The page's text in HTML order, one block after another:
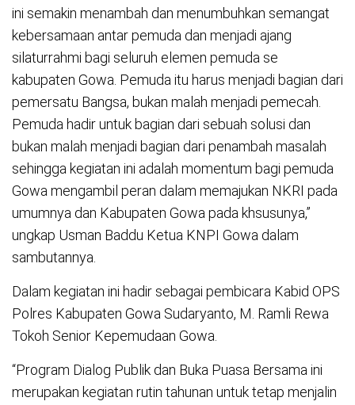
ini semakin menambah dan menumbuhkan semangat
kebersamaan antar pemuda dan menjadi ajang
silaturrahmi bagi seluruh elemen pemuda se
kabupaten Gowa. Pemuda itu harus menjadi bagian dari
pemersatu Bangsa, bukan malah menjadi pemecah.
Pemuda hadir untuk bagian dari sebuah solusi dan
bukan malah menjadi bagian dari penambah masalah
sehingga kegiatan ini adalah momentum bagi pemuda
Gowa mengambil peran dalam memajukan NKRI pada
umumnya dan Kabupaten Gowa pada khsusunya,”
ungkap Usman Baddu Ketua KNPI Gowa dalam
sambutannya.
Dalam kegiatan ini hadir sebagai pembicara Kabid OPS
Polres Kabupaten Gowa Sudaryanto, M. Ramli Rewa
Tokoh Senior Kepemudaan Gowa.
“Program Dialog Publik dan Buka Puasa Bersama ini
merupakan kegiatan rutin tahunan untuk tetap menjalin